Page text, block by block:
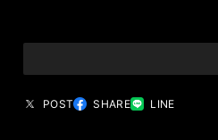
POST SHARE LINE